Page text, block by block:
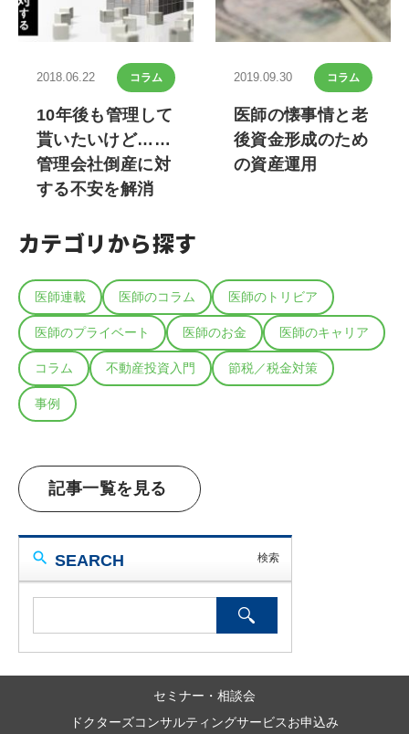
2018.06.22 コラム
10年後も管理して
貰いたいけど……
管理会社倒産に対
する不安を解消
2019.09.30 コラム
医師の懐事情と老
後資金形成のため
の資産運用
カテゴリから探す
医師連載 医師のコラム 医師のトリビア
医師のプライベート 医師のお金 医師のキャリア
コラム 不動産投資入門 節税／税金対策
事例
記事一覧を見る
SEARCH
セミナー・相談会
ドクターズコンサルティングサービスお申込み